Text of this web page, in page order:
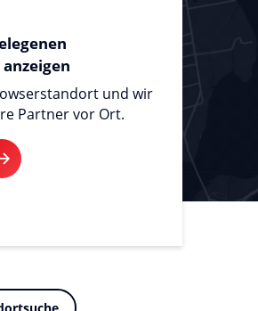
und wir
Partner vor Ort.